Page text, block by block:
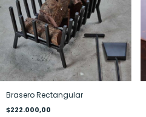
Brasero Rectangular
$222.000,00